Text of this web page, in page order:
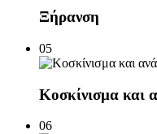
Ξήρανση
05
Κοσκίνισμα και
06